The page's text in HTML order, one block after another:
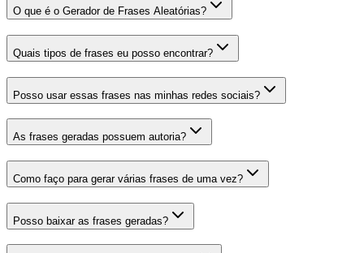
O que é o Gerador de Frases Aleatórias?
Quais tipos de frases eu posso encontrar?
Posso usar essas frases nas minhas redes sociais?
As frases geradas possuem autoria?
Como faço para gerar várias frases de uma vez?
Posso baixar as frases geradas?